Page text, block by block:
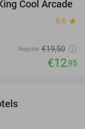
34%
Cool Arcade
9.6 star
Regulier €19,50
€12,95